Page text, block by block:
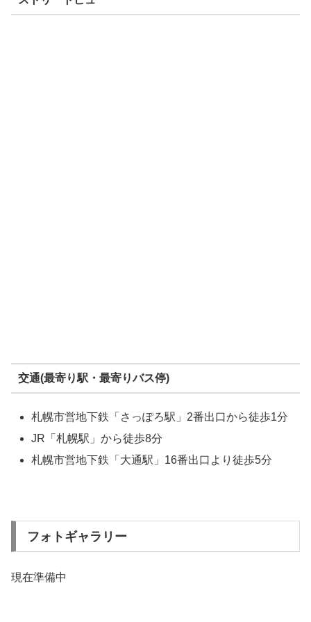
交通(最寄り駅・最寄りバス停)
札幌市営地下鉄「さっぽろ駅」2番出口から徒歩1分
JR「札幌駅」から徒歩8分
札幌市営地下鉄「大通駅」16番出口より徒歩5分
フォトギャラリー
現在準備中